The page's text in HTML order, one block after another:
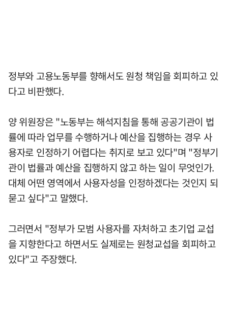
정부와 고용노동부를 향해서도 원청 책임을 회피하고 있
다고 비판했다.
양 위원장은 "노동부는 해석지침을 통해 공공기관이 법
률에 따라 업무를 수행하거나 예산을 집행하는 경우 사
용자로 인정하기 어렵다는 취지로 보고 있다"며 "정부기
관이 법률과 예산을 집행하지 않고 하는 일이 무엇인가.
대체 어떤 영역에서 사용자성을 인정하겠다는 것인지 되
묻고 싶다"고 말했다.
그러면서 "정부가 모범 사용자를 자처하고 초기업 교섭
을 지향한다고 하면서도 실제로는 원청교섭을 회피하고
있다"고 주장했다.